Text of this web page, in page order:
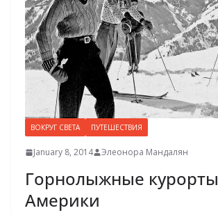
ВОКРУГ СВЕТА ПУТЕШЕСТВИЯ
January 8, 2014 Элеонора Мандалян
Горнолыжные курорты
Америки